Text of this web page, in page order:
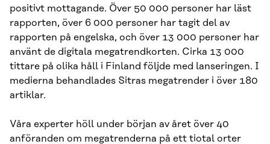
positivt mottagande. Över 50 000 personer har läst
rapporten, över 6 000 personer har tagit del av
rapporten på engelska, och över 13 000 personer har
använt de digitala megatrendkorten. Cirka 13 000
tittare på olika håll i Finland följde med lanseringen. I
medierna behandlades Sitras megatrender i över 180
artiklar.
Våra experter höll under början av året över 40
anföranden om megatrenderna på ett tiotal orter